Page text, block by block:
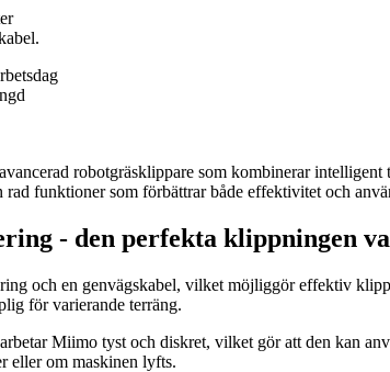
robotgräsklippare som kombinerar
rad funktioner som förbättrar både effektivitet och
- den perfekta klippningen
och en genvägskabel, vilket möjliggör effektiv
för varierande terräng.
Miimo tyst och diskret, vilket gör att den kan
eller om maskinen lyfts.